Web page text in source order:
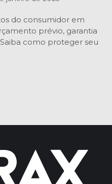
do consumidor em
prévio, garantia
como proteger seu